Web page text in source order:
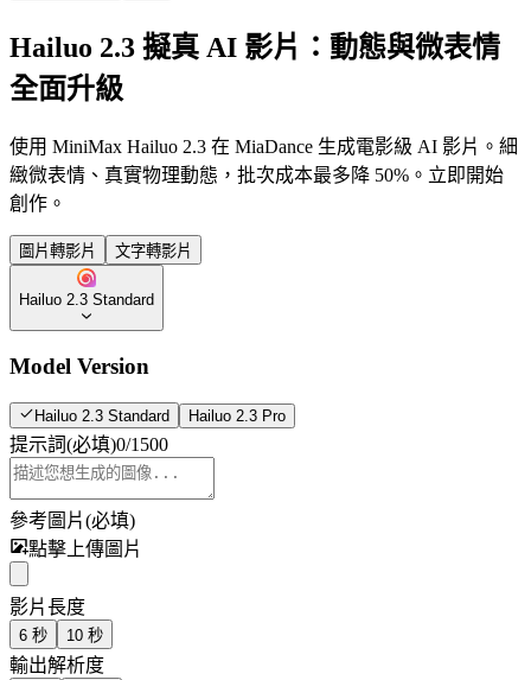
Hailuo 2.3 擬真 AI 影片：動態與微表情
全面升級
使用 MiniMax Hailuo 2.3 在 MiaDance 生成電影級 AI 影片。細
緻微表情、真實物理動態，批次成本最多降 50%。立即開始
創作。
圖片轉影片 文字轉影片
Hailuo 2.3 Standard
Model Version
Hailuo 2.3 Standard Hailuo 2.3 Pro
提示詞(必填)0/1500
參考圖片(必填)
點擊上傳圖片
影片長度
6 秒 10 秒
輸出解析度